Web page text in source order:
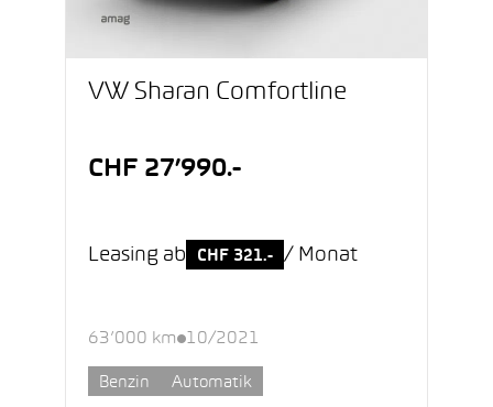
VW Sharan Comfortline
CHF 27’990.-
Leasing ab CHF 321.- / Monat
63’000 km 10/2021
Benzin Automatik